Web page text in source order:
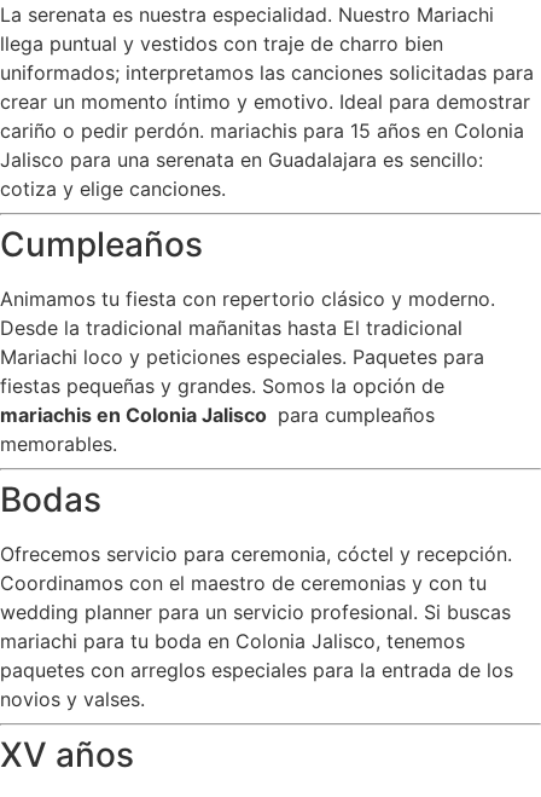
La serenata es nuestra especialidad. Nuestro Mariachi
llega puntual y vestidos con traje de charro bien
uniformados; interpretamos las canciones solicitadas para
crear un momento íntimo y emotivo. Ideal para demostrar
cariño o pedir perdón. mariachis para 15 años en Colonia
Jalisco para una serenata en Guadalajara es sencillo:
cotiza y elige canciones.
Cumpleaños
Animamos tu fiesta con repertorio clásico y moderno.
Desde la tradicional mañanitas hasta El tradicional
Mariachi loco y peticiones especiales. Paquetes para
fiestas pequeñas y grandes. Somos la opción de
mariachis en Colonia Jalisco para cumpleaños
memorables.
Bodas
Ofrecemos servicio para ceremonia, cóctel y recepción.
Coordinamos con el maestro de ceremonias y con tu
wedding planner para un servicio profesional. Si buscas
mariachi para tu boda en Colonia Jalisco, tenemos
paquetes con arreglos especiales para la entrada de los
novios y valses.
XV años